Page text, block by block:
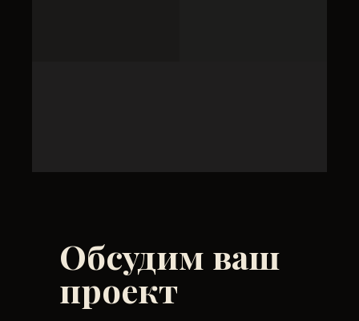
Обсудим ваш
проект